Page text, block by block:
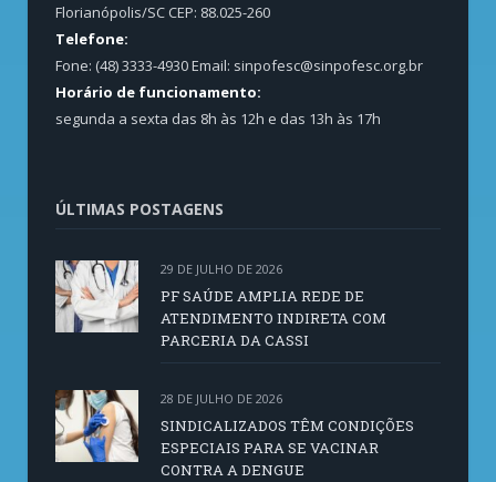
Florianópolis/SC CEP: 88.025-260
Telefone:
Fone: (48) 3333-4930 Email: sinpofesc@sinpofesc.org.br
Horário de funcionamento:
segunda a sexta das 8h às 12h e das 13h às 17h
ÚLTIMAS POSTAGENS
29 DE JULHO DE 2026
PF SAÚDE AMPLIA REDE DE
ATENDIMENTO INDIRETA COM
PARCERIA DA CASSI
28 DE JULHO DE 2026
SINDICALIZADOS TÊM CONDIÇÕES
ESPECIAIS PARA SE VACINAR
CONTRA A DENGUE